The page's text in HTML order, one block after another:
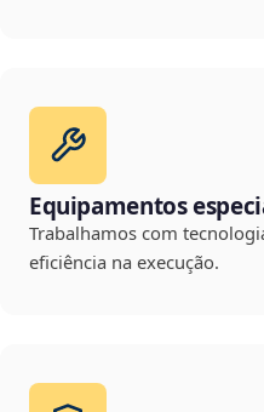
Equipamentos
Trabalhamos com
eficiência na execução.